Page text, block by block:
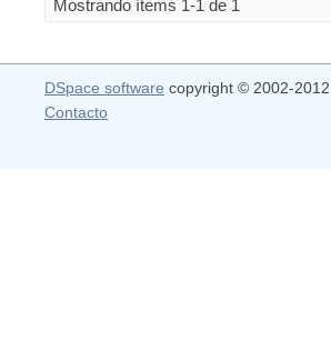
Mostrando ítems 1-1 de 1
DSpace software copyright © 2002-2012
Contacto